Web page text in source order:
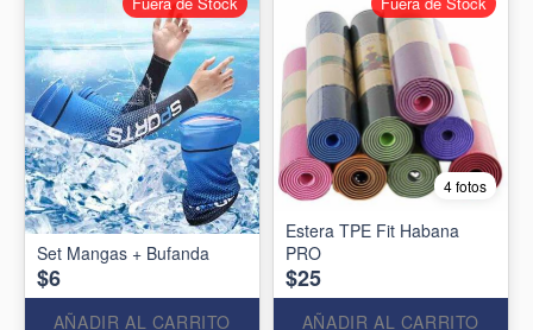
Set Mangas + Bufanda
$6
AÑADIR AL CARRITO
4 fotos
Estera TPE Fit Habana
PRO
$25
AÑADIR AL CARRITO